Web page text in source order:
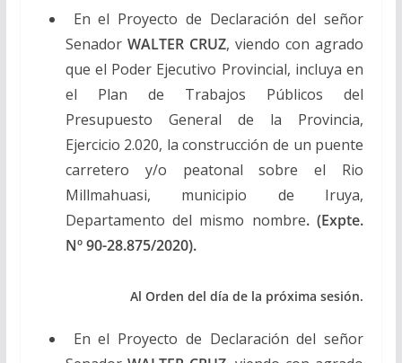
En el Proyecto de Declaración del señor
Senador WALTER CRUZ, viendo con agrado
que el Poder Ejecutivo Provincial, incluya en
el Plan de Trabajos Públicos del
Presupuesto General de la Provincia,
Ejercicio 2.020, la construcción de un puente
carretero y/o peatonal sobre el Rio
Millmahuasi, municipio de Iruya,
Departamento del mismo nombre. (Expte.
Nº 90-28.875/2020).
Al Orden del día de la próxima sesión.
En el Proyecto de Declaración del señor